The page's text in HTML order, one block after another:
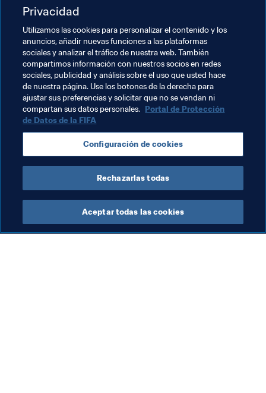
porque es muy humilde y muy buena persona. También
perfeccionar su juego. Quiere mejorar constantemente,
un rasgo de su carácter que completa su personalidad y
su juego".
Temas relacionados
Competiciones Papua New Guinea Sweden
UEFA OFC
Privacidad
Utilizamos las cookies para personalizar el contenido y los
anuncios, añadir nuevas funciones a las plataformas
sociales y analizar el tráfico de nuestra web. También
compartimos información con nuestros socios en redes
sociales, publicidad y análisis sobre el uso que usted hace
de nuestra página. Use los botones de la derecha para
ajustar sus preferencias y solicitar que no se vendan ni
compartan sus datos personales. Portal de Protección
de Datos de la FIFA
Configuración de cookies
Rechazarlas todas
Aceptar todas las cookies